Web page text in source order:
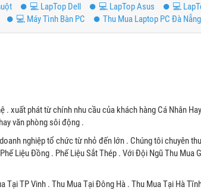
💻 LapTop Dell 💻 LapTop Asus 💻
💻 Máy Tình Bàn PC Thu Mua Laptop PC Đà
. xuất phát từ chính nhu cầu của khách hàng Cá Nhân
văn phòng sôi động .
nghiệp tổ chức từ nhỏ đến lớn . Chúng tôi chuyên
Liệu Đồng . Phế Liệu Sắt Thép . Với Đội Ngũ Thu
TP Vinh . Thu Mua Tại Đông Hà . Thu Mua Tại Hà